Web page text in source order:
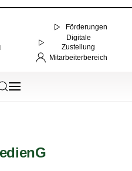
Förderungen
Digitale
Zustellung
Mitarbeiterbereich